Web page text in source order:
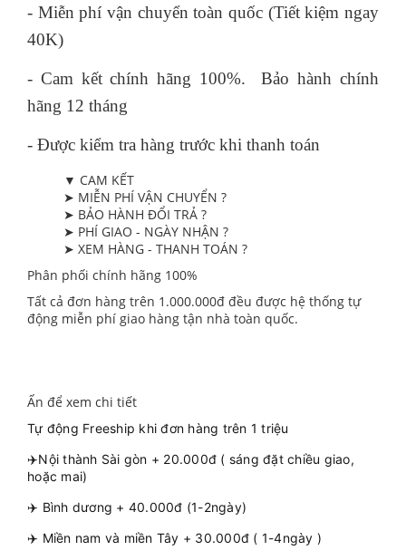
- Miễn phí vận chuyển toàn quốc (Tiết kiệm ngay
40K)
- Cam kết chính hãng 100%. Bảo hành chính
hãng 12 tháng
- Được kiểm tra hàng trước khi thanh toán
▼ CAM KẾT
➤ MIỄN PHÍ VẬN CHUYỂN ?
➤ BẢO HÀNH ĐỔI TRẢ ?
➤ PHÍ GIAO - NGÀY NHẬN ?
➤ XEM HÀNG - THANH TOÁN ?
Phân phối chính hãng 100%
Tất cả đơn hàng trên 1.000.000đ đều được hệ thống tự
động miễn phí giao hàng tận nhà toàn quốc.
Ấn để xem chi tiết
Tự động Freeship khi đơn hàng trên 1 triệu
✈️Nội thành Sài gòn + 20.000đ ( sáng đặt chiều giao,
hoặc mai)
✈️ Bình dương + 40.000đ (1-2ngày)
✈️ Miền nam và miền Tây + 30.000đ ( 1-4ngày )